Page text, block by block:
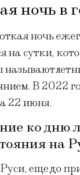
ночь в
ночь
на сутки,
называют
В 2022
22 июня.
ко дню
на
еще до